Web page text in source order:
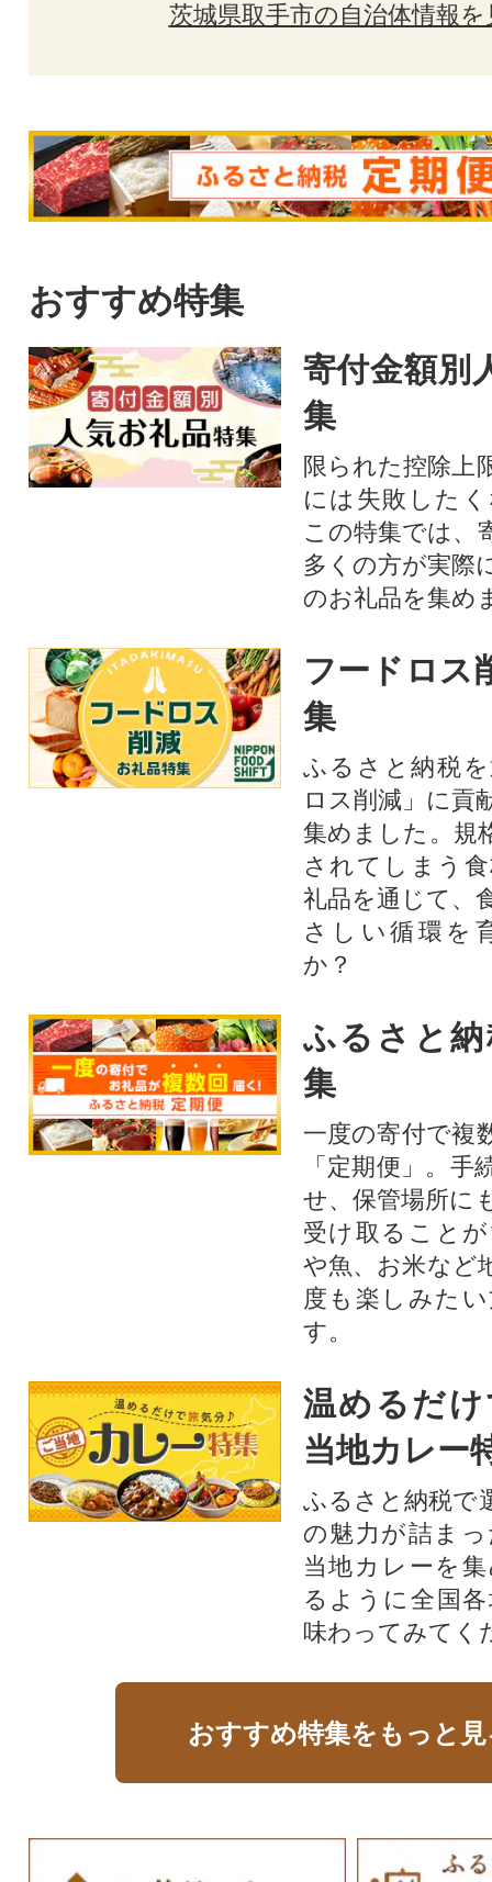
茨城県取手市の自治体情報を
おすすめ特集
寄付金額別
集
限られた控除上
には失敗した
この特集では、
多くの方が実際
のお礼品を集め
フードロス
集
ふるさと納税
ロス削減」に貢
集めました。規
されてしまう
礼品を通じて、
さしい循環を
か？​
ふるさと
集
一度の寄付で複
「定期便」。
せ、保管場所に
受け取ること
や魚、お米など
度も楽しみた
す。
温めるだ
当地カレー
ふるさと納税で
の魅力が詰ま
当地カレーを
るように全国
味わってみてく
おすすめ特集をもっと